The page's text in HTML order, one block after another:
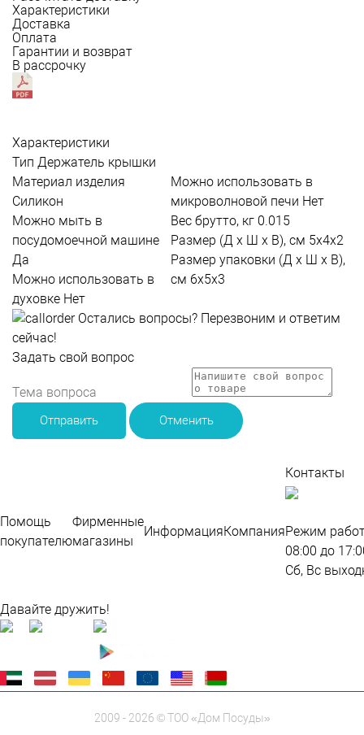
Характеристики
Доставка
Оплата
Гарантии и возврат
В рассрочку
Характеристики
Тип Держатель крышки
Материал изделия
Силикон
Можно мыть в
посудомоечной машине
Да
Можно использовать в
духовке Нет
Можно использовать в
микроволновой печи Нет
Вес брутто, кг 0.015
Размер (Д х Ш х В), см 5х4х2
Размер упаковки (Д х Ш х В),
см 6х5х3
Остались вопросы? Перезвоним и ответим
сейчас!
Задать свой вопрос
Отправить Отменить
Помощь
покупателю
Фирменные
магазины
ИнформацияКомпания
Контакты
Режим
08:00 до
Сб, Вс
Давайте дружить!
2009 - 2026 © ТОО «Дом Посуды»